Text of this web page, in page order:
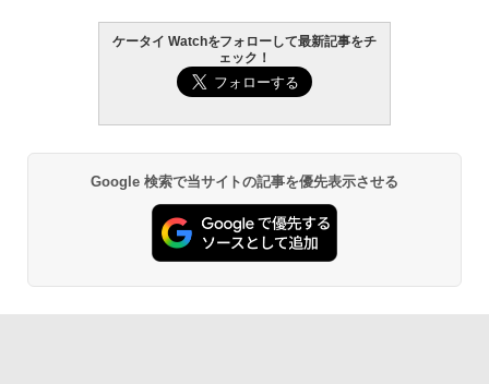
ケータイ Watchをフォローして最新記事をチ
ェック！
Google 検索で当サイトの記事を優先表示させる